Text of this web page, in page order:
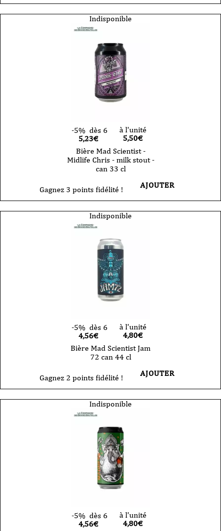
Indisponible
-5% dès 6
5,23€
à l'unité
5,50€
Bière Mad Scientist -
Midlife Chris - milk stout -
can 33 cl
Gagnez 3 points fidélité ! AJOUTER
Indisponible
-5% dès 6
4,56€
à l'unité
4,80€
Bière Mad Scientist Jam
72 can 44 cl
Gagnez 2 points fidélité ! AJOUTER
Indisponible
-5% dès 6
4,56€
à l'unité
4,80€